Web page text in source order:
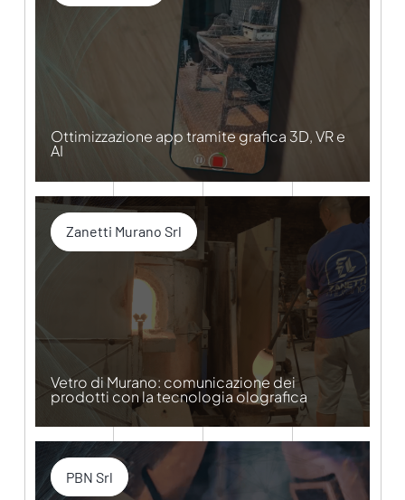
Ottimizzazione app tramite grafica 3D, VR e
AI
Zanetti Murano Srl
Vetro di Murano: comunicazione dei
prodotti con la tecnologia olografica
PBN Srl